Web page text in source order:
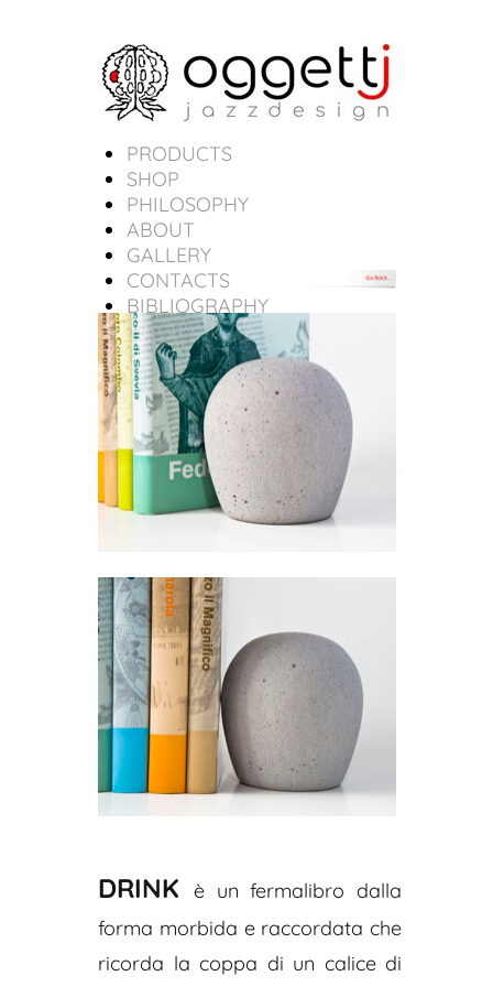
PRODUCTS
SHOP
PHILOSOPHY
ABOUT
GALLERY
CONTACTS
BIBLIOGRAPHY
DRINK
è un fermalibro dalla
forma morbida e raccordata che
ricorda la coppa di un calice di